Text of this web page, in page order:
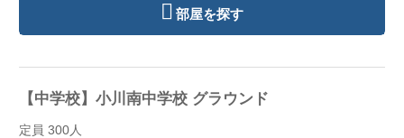
部屋を探す
【中学校】小川南中学校 グラウンド
定員 300人